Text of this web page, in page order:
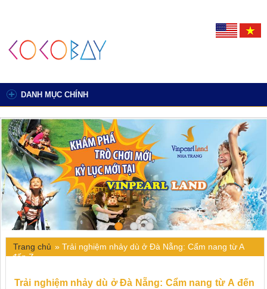
DANH MỤC CHÍNH
Trang chủ » Trải nghiệm nhảy dù ở Đà Nẵng: Cẩm nang từ A
đến Z
Trải nghiệm nhảy dù ở Đà Nẵng: Cẩm nang từ A đến